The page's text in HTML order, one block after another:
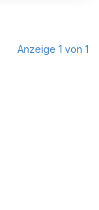
Anzeige 1 von 1